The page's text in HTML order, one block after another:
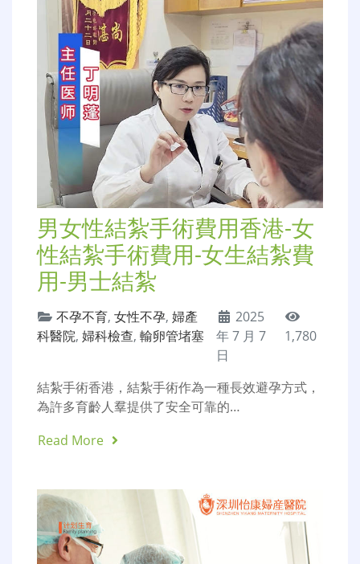
男女性結紮手術費用香港-女
性結紮手術費用-女生結紮費
用-男士結紮
不孕不育, 女性不孕, 婦產
科醫院, 婦科檢查, 輸卵管堵塞
2025
年 7 月 7
日
1,780
結紮手術香港，結紮手術作為一種長效避孕方式，
為許多育齡人羣提供了安全可靠的…
Read More